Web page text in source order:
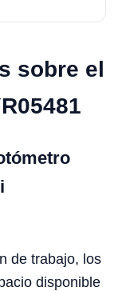
sobre el
de trabajo, los
disponible